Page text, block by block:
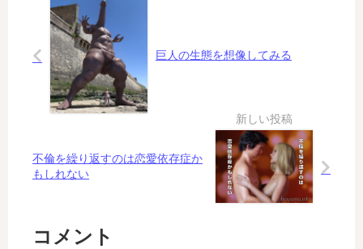
読
ん
で
（
っ
て
い
る
加
す
る
？
巨人の生態を想像してみる
不倫を繰り返すのは恋愛依存症か
もしれない
コメント